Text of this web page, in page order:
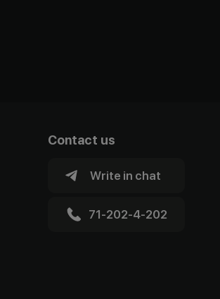
Contact us
Write in chat
71-202-4-202